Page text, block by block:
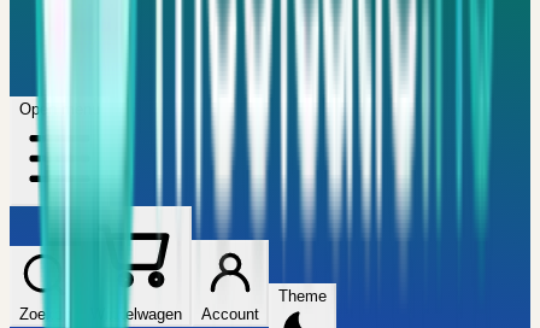
Open menu
Zoeken Winkelwagen Account
Theme